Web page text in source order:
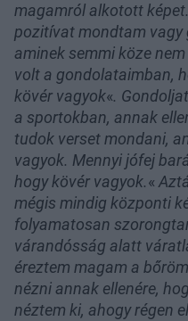
magamról alkotott
pozitívat mondtam vagy
aminek semmi köze
volt a gondolataimban,
kövér vagyok«.
a sportokban, annak
tudok verset mondani,
vagyok. Mennyi jófej
hogy kövér vagyok.«
mégis mindig központi
folyamatosan
várandósság alatt
éreztem magam a
nézni annak ellenére,
néztem ki, ahogy régen